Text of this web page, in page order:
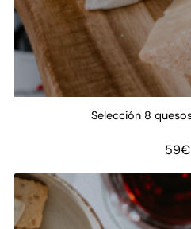
Selección 8
59€